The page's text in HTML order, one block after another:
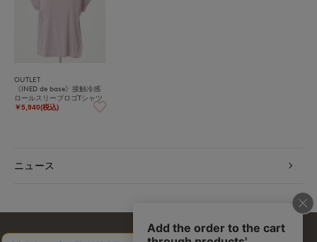
OUTLET
《INED de base》接触冷感
ロールスリーブロゴTシャツ
￥5,940(税込)
ニュース